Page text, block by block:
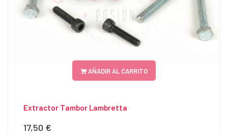
AÑADIR AL CARRITO
Extractor Tambor Lambretta
Precio
17,50 €